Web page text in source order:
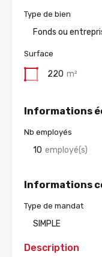
Type de bien
Fonds ou
Surface
220 m²
Informations
Nb employés
10 employé(s)
Informations
Type de mandat
SIMPLE
Description